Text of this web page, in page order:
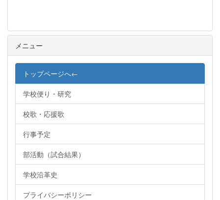
メニュー
トップページへ←
学校便り・研究
校歌・応援歌
行事予定
部活動（試合結果）
学校沿革史
プライバシーポリシー